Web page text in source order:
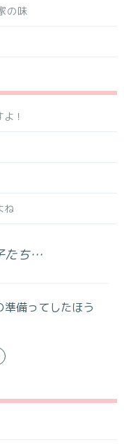
の味
！
ね
たち…
備ってしたほう